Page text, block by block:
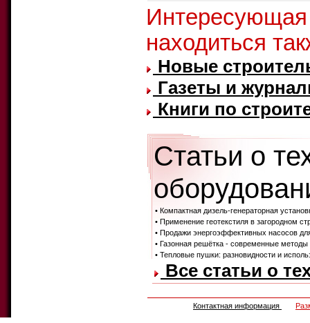
находиться
Новые
Газеты и
Книги по
Статьи о
• Компактная дизель-генераторная
• Применение геотекстиля в загородном
• Продажи энергоэффективных насосов
• Газонная решётка - современные методы
• Тепловые пушки: разновидности и
Все статьи о
Контактная информация